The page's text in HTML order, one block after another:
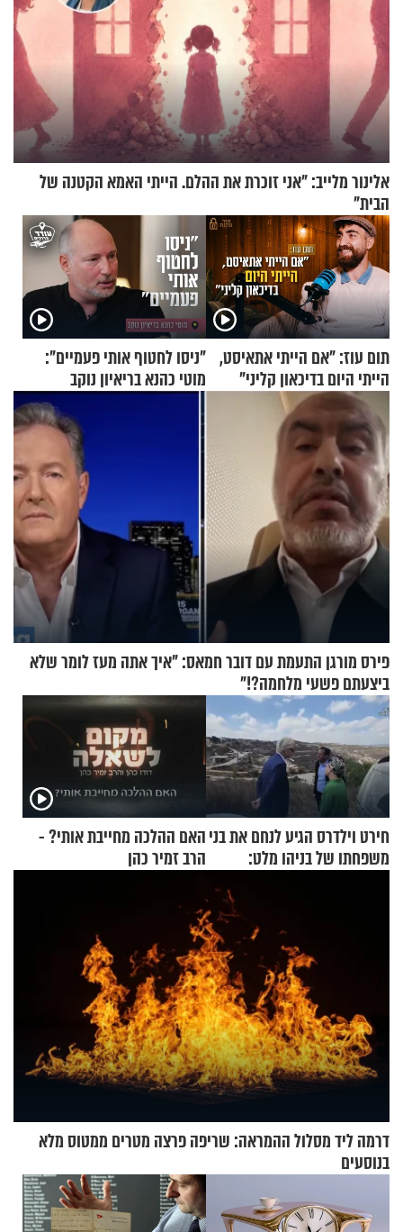
אלינור מלייב: "אני זוכרת את ההלם. הייתי האמא הקטנה של
הבית"
תום עוז: "אם הייתי אתאיסט,
הייתי היום בדיכאון קליני"
"ניסו לחטוף אותי פעמיים":
מוטי כהנא בריאיון נוקב
פירס מורגן התעמת עם דובר חמאס: "איך אתה מעז לומר שלא
ביצעתם פשעי מלחמה?!"
חירט וילדרס הגיע לנחם את בני
משפחתו של בניהו מלט:
האם ההלכה מחייבת אותי? -
הרב זמיר כהן
דרמה ליד מסלול ההמראה: שריפה פרצה מטרים ממטוס מלא
בנוסעים